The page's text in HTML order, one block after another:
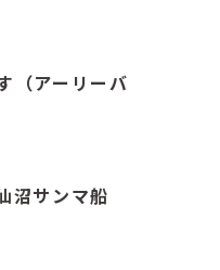
（アーリーバ
沼サンマ船